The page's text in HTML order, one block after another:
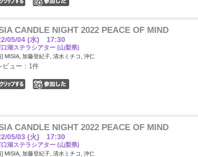
CANDLE NIGHT 2022 PEACE OF MIND
05/04 (水) 17:30
口湖ステラシアター (山梨県)
] MISIA, 加藤登紀子, 清水ミチコ, 沖仁
ビュー：1件
CANDLE NIGHT 2022 PEACE OF MIND
05/03 (火) 17:30
口湖ステラシアター (山梨県)
] MISIA, 加藤登紀子, 清水ミチコ, 沖仁